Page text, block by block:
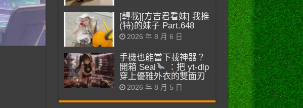
[轉載][方吉君看妹] 我推
(特)的妹子 Part.648
2026 年 8 月 6 日
手機也能當下載神器？
開箱 Seal
：把 yt-dlp
穿上優雅外衣的雙面刃
2026 年 8 月 5 日